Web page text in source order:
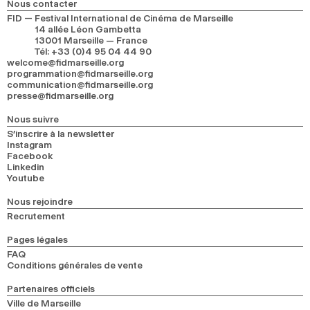
2024
2022
2020
2018
RECHERCHE
Nous contacter
FID — Festival International de Cinéma de Marseille
14 allée Léon Gambetta
13001 Marseille — France
Tél: +33 (0)4 95 04 44 90
welcome@fidmarseille.org
programmation@fidmarseille.org
communication@fidmarseille.org
presse@fidmarseille.org
Nous suivre
S’inscrire à la newsletter
Instagram
Facebook
Linkedin
Youtube
Nous rejoindre
Recrutement
Pages légales
FAQ
Conditions générales de vente
Partenaires officiels
Ville de Marseille